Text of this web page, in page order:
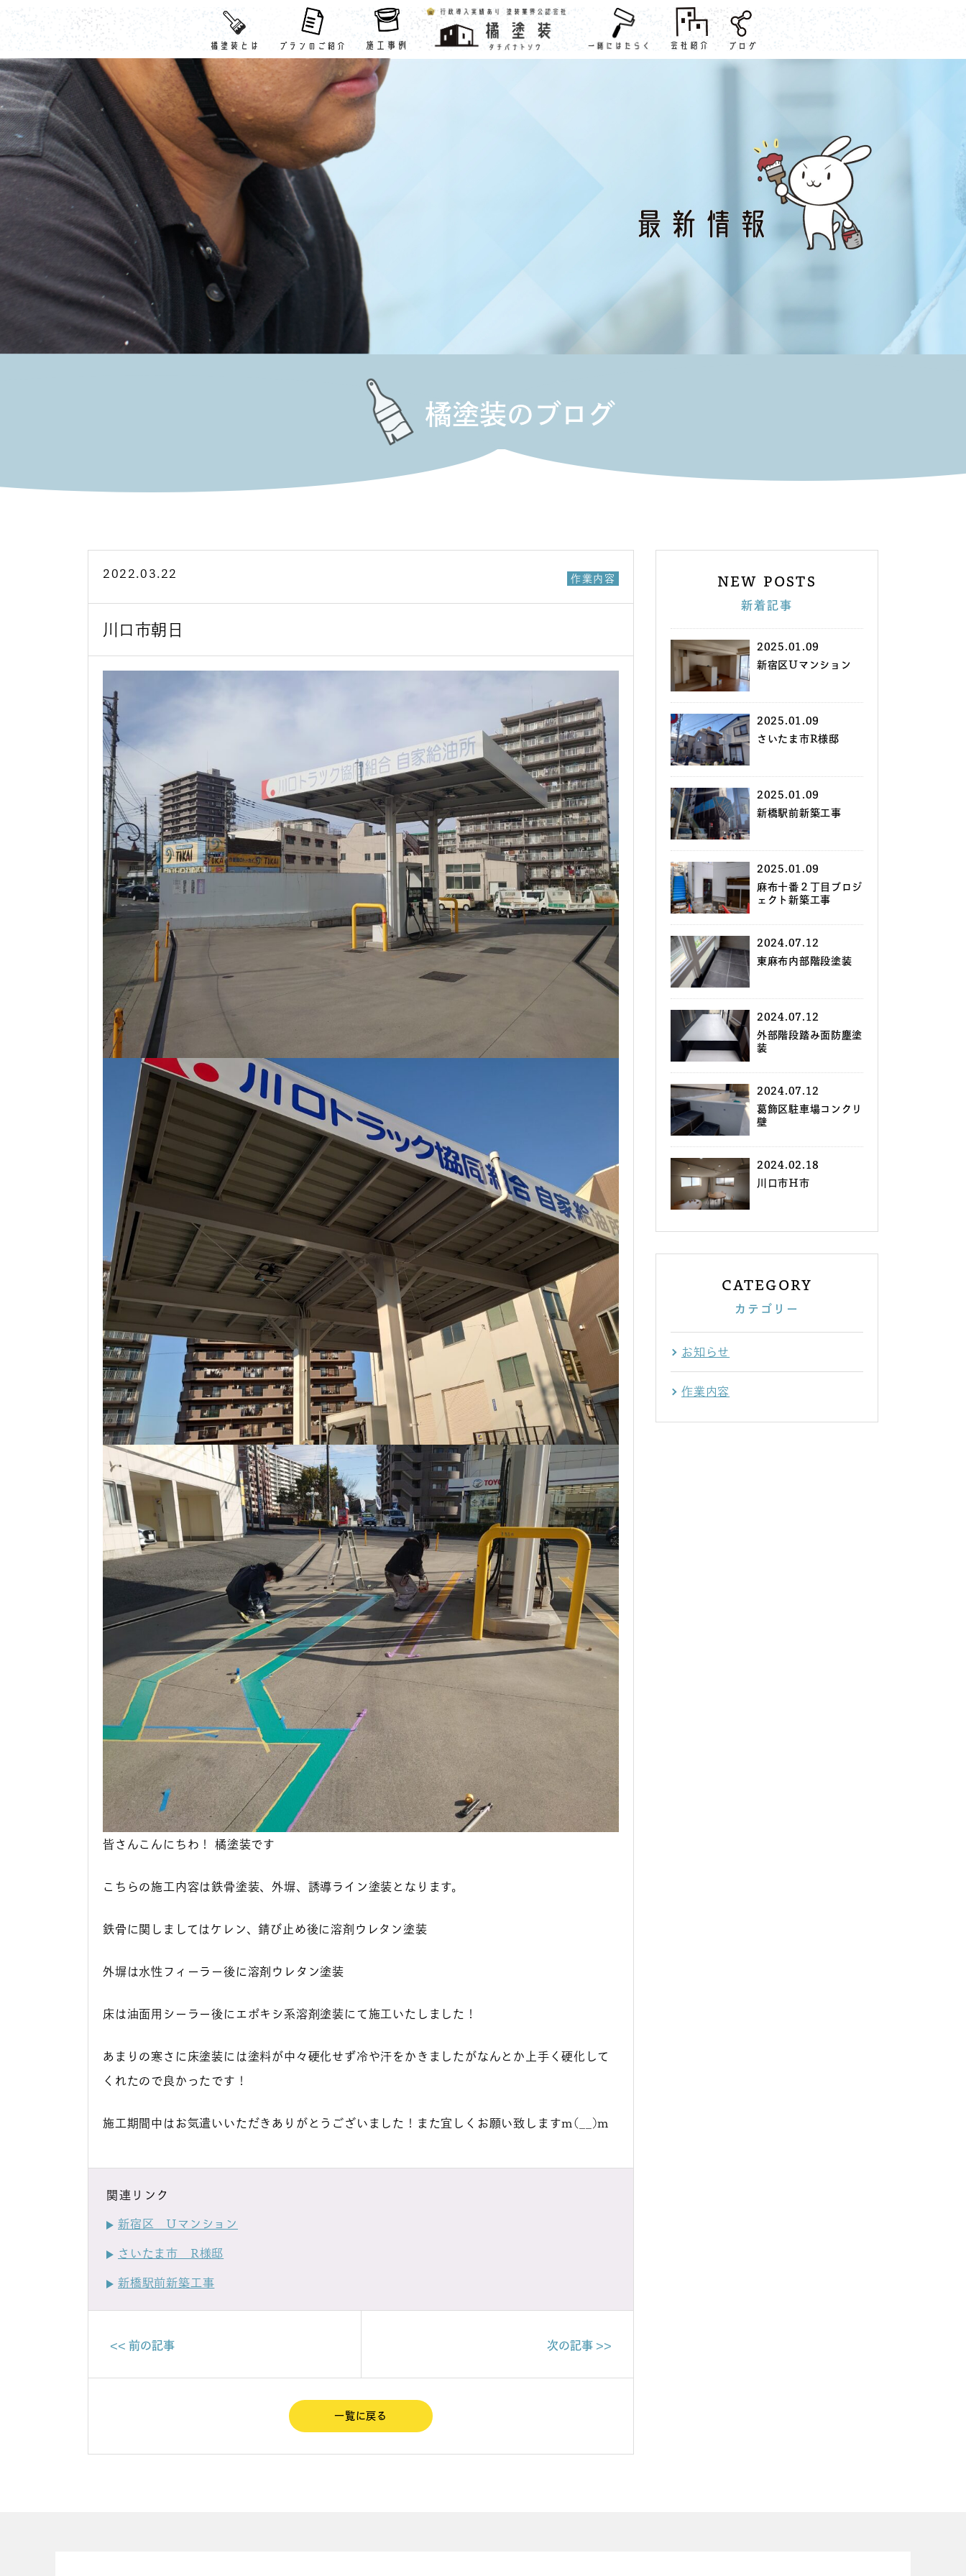
橘塗装のブログ
2022.03.22 作業内容
川口市朝日
皆さんこんにちわ！ 橘塗装です
こちらの施工内容は鉄骨塗装、外塀、誘導ライン塗装となります。
鉄骨に関しましてはケレン、錆び止め後に溶剤ウレタン塗装
外塀は水性フィーラー後に溶剤ウレタン塗装
床は油面用シーラー後にエポキシ系溶剤塗装にて施工いたしました！
あまりの寒さに床塗装には塗料が中々硬化せず冷や汗をかきましたがなんとか上手く硬化して
くれたので良かったです！
施工期間中はお気遣いいただきありがとうございました！また宜しくお願い致しますm(__)m
関連リンク
新宿区 Uマンション
さいたま市 R様邸
新橋駅前新築工事
<< 前の記事 次の記事 >>
一覧に戻る
NEW POSTS
新着記事
2025.01.09
新宿区Uマンション
2025.01.09
さいたま市R様邸
2025.01.09
新橋駅前新築工事
2025.01.09
麻布十番２丁目プロジ
ェクト新築工事
2024.07.12
東麻布内部階段塗装
2024.07.12
外部階段踏み面防塵塗
装
2024.07.12
葛飾区駐車場コンクリ
壁
2024.02.18
川口市Ｈ市
CATEGORY
カテゴリー
お知らせ
作業内容